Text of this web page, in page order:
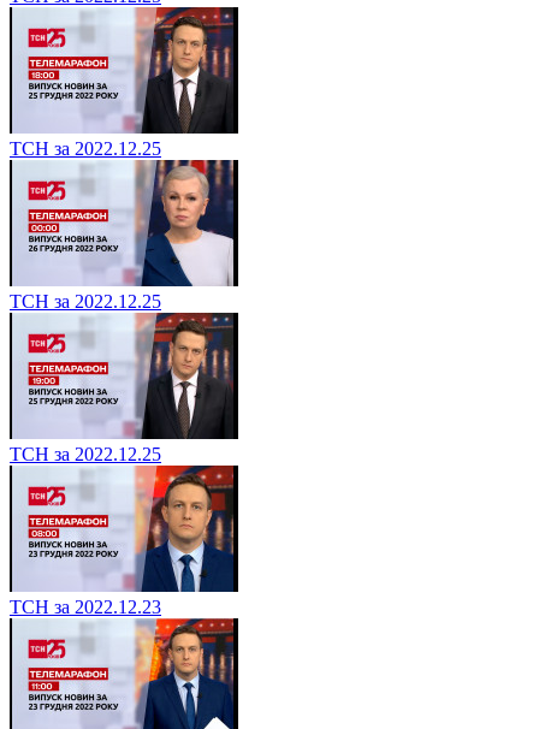
ТСН за 2022.12.25
ТСН за 2022.12.25
ТСН за 2022.12.25
ТСН за 2022.12.23